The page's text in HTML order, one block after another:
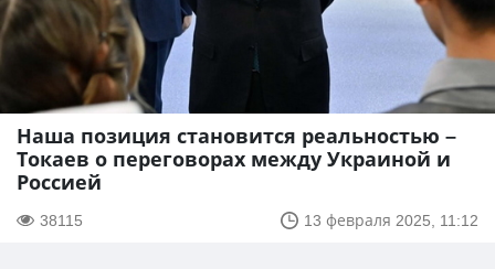
Наша позиция становится реальностью –
Токаев о переговорах между Украиной и
Россией
38115 13 февраля 2025, 11:12